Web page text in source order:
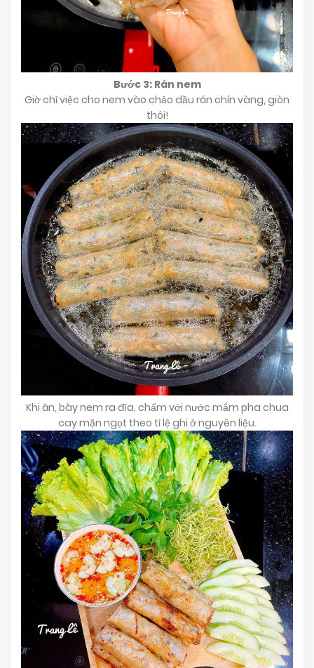
Bước 3: Rán nem
Giờ chỉ việc cho nem vào chảo dầu rán chín vàng, giòn
thôi!
Khi ăn, bày nem ra đĩa, chấm với nước mắm pha chua
cay mặn ngọt theo tỉ lệ ghi ở nguyên liệu.